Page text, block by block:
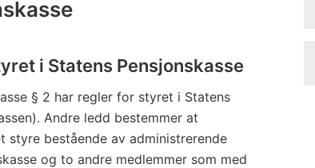
i Statens Pensjonskasse
§ 2 har regler for styret i Statens
Andre ledd bestemmer at
styre bestående av administrerende
og to andre medlemmer som med